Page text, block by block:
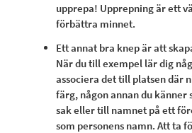
upprepa! Upprepning är ett
förbättra minnet.
Ett annat bra knep är att
När du till exempel lär dig
associera det till platsen där
färg, någon annan du känner
sak eller till namnet på ett
som personens namn. Att ta